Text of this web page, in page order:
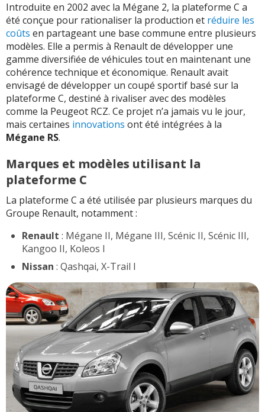
Introduite en 2002 avec la Mégane 2, la plateforme C a
été conçue pour rationaliser la production et réduire les
coûts en partageant une base commune entre plusieurs
modèles. Elle a permis à Renault de développer une
gamme diversifiée de véhicules tout en maintenant une
cohérence technique et économique. Renault avait
envisagé de développer un coupé sportif basé sur la
plateforme C, destiné à rivaliser avec des modèles
comme la Peugeot RCZ. Ce projet n’a jamais vu le jour,
mais certaines innovations ont été intégrées à la
Mégane RS.
Marques et modèles utilisant la
plateforme C
La plateforme C a été utilisée par plusieurs marques du
Groupe Renault, notamment :
Renault : Mégane II, Mégane III, Scénic II, Scénic III,
Kangoo II, Koleos I
Nissan : Qashqai, X-Trail I